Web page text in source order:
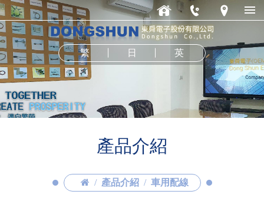
繁 日 英
產品介紹
產品介紹 車用配線